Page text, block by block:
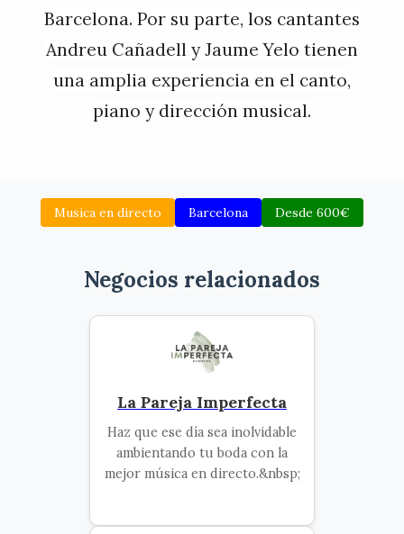
Barcelona. Por su parte, los cantantes
Andreu Cañadell y Jaume Yelo tienen
una amplia experiencia en el canto,
piano y dirección musical.
Musica en directo Barcelona Desde 600€
Negocios relacionados
La Pareja Imperfecta
Haz que ese día sea inolvidable
ambientando tu boda con la
mejor música en directo.&nbsp;